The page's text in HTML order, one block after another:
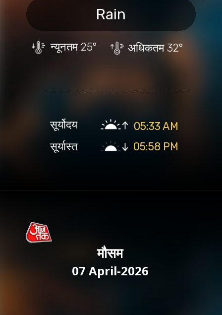
सूर्योदय
सूर्यास्त
Rain
न्यूनतम25° अधिकतम32°
05:33 AM
05:58 PM
मौसम
07 April-2026